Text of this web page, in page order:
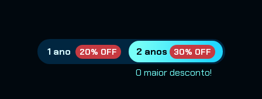
1 ano 20% OFF 2 anos 30% OFF
O maior desconto!